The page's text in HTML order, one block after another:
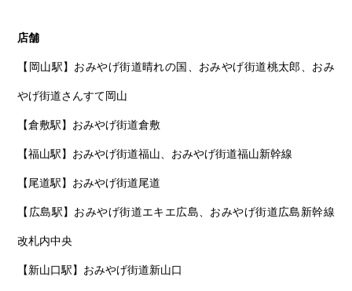
店舗
【岡山駅】おみやげ街道晴れの国、おみやげ街道桃太郎、おみ
やげ街道さんすて岡山
【倉敷駅】おみやげ街道倉敷
【福山駅】おみやげ街道福山、おみやげ街道福山新幹線
【尾道駅】おみやげ街道尾道
【広島駅】おみやげ街道エキエ広島、おみやげ街道広島新幹線
改札内中央
【新山口駅】おみやげ街道新山口